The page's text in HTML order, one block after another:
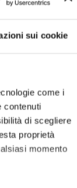
sui cookie
come i
contenuti
di scegliere
proprietà
momento